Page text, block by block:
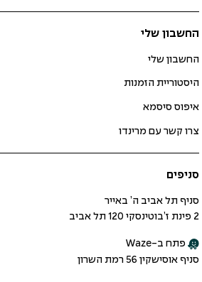
החשבון שלי
החשבון שלי
היסטוריית הזמנות
איפוס סיסמא
צרו קשר עם מרינדו
סניפים
סניף תל אביב ה’ באייר
2 פינת ז’בוטינסקי 120 תל אביב
פתח ב-Waze
סניף אוסישקין 56 רמת השרון